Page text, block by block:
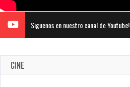
Siguenos en nuestro canal de Youtube!
CINE